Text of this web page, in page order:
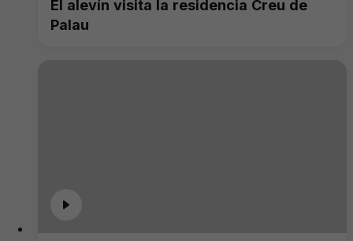
El alevín visita la residencia Creu de
Palau